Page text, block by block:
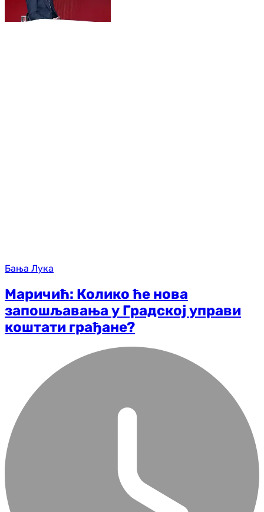
Бања Лука
Маричић: Колико ће нова
запошљавања у Градској управи
коштати грађане?